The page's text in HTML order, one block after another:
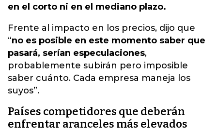
en el corto ni en el mediano plazo.
Frente al impacto en los precios, dijo que
“no es posible en este momento saber que
pasará, serían especulaciones,
probablemente subirán pero imposible
saber cuánto. Cada empresa maneja los
suyos”.
Países competidores que deberán
enfrentar aranceles más elevados